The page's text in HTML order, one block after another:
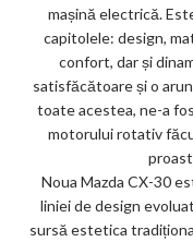
mașină electrică.
capitolele: design,
confort, dar și
satisfăcătoare și o
toate acestea, ne-a
motorului rotativ
Noua Mazda CX-30
liniei de design
sursă estetica